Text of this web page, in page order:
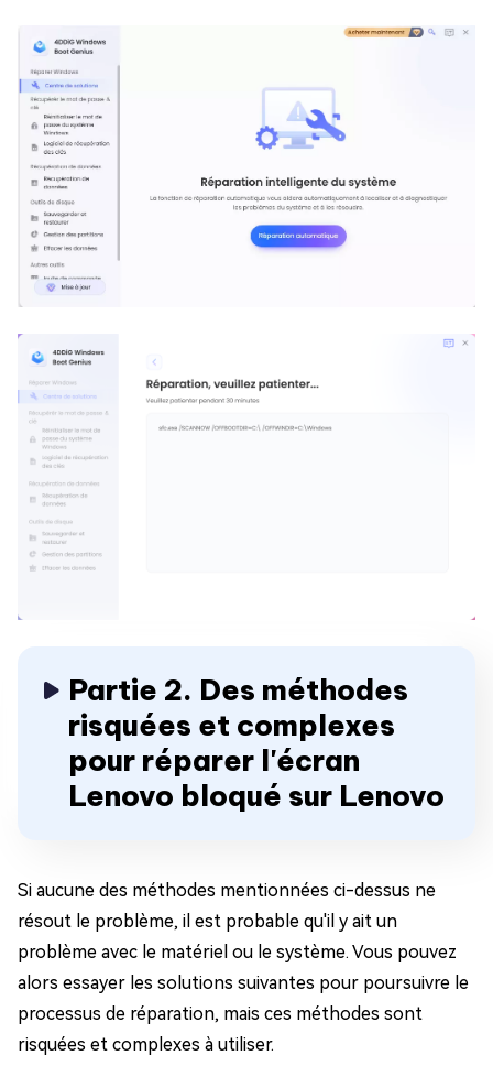
Partie 2. Des méthodes
risquées et complexes
pour réparer l'écran
Lenovo bloqué sur Lenovo
Si aucune des méthodes mentionnées ci-dessus ne
résout le problème, il est probable qu'il y ait un
problème avec le matériel ou le système. Vous pouvez
alors essayer les solutions suivantes pour poursuivre le
processus de réparation, mais ces méthodes sont
risquées et complexes à utiliser.